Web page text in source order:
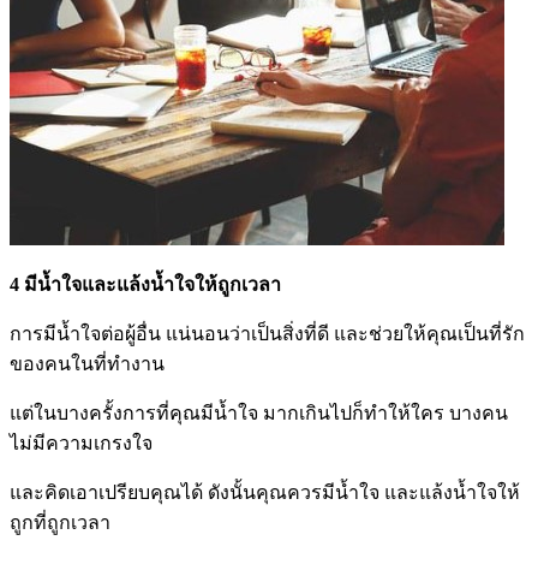
4 มีน้ำใจและแล้งน้ำใจให้ถูกเวลา
การมีน้ำใจต่อผู้อื่น แน่นอนว่าเป็นสิ่งที่ดี และช่วยให้คุณเป็นที่รัก
ของคนในที่ทำงาน
แต่ในบางครั้งการที่คุณมีน้ำใจ มากเกินไปก็ทำให้ใคร บางคน
ไม่มีความเกรงใจ
และคิดเอาเปรียบคุณได้ ดังนั้นคุณควรมีน้ำใจ และแล้งน้ำใจให้
ถูกที่ถูกเวลา